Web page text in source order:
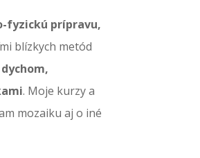
fyzickú prípravu,
blízkych metód
dychom,
. Moje kurzy a
mozaiku aj o iné